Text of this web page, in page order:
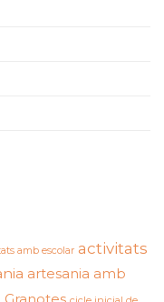
amb escolar activitats
artesania amb